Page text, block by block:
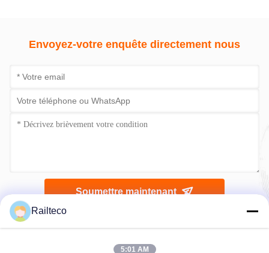
Envoyez-votre enquête directement nous
Soumettre maintenant
Railteco
5:01 AM